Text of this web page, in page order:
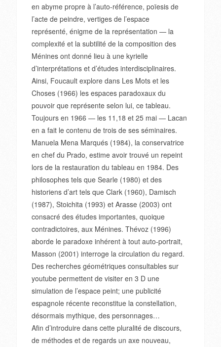
en abyme propre à l’auto-référence, poïesis de
l’acte de peindre, vertiges de l’espace
représenté, énigme de la représentation — la
complexité et la subtilité de la composition des
Ménines ont donné lieu à une kyrielle
d’interprétations et d’études interdisciplinaires.
Ainsi, Foucault explore dans Les Mots et les
Choses (1966) les espaces paradoxaux du
pouvoir que représente selon lui, ce tableau.
Toujours en 1966 — les 11,18 et 25 mai — Lacan
en a fait le contenu de trois de ses séminaires.
Manuela Mena Marqués (1984), la conservatrice
en chef du Prado, estime avoir trouvé un repeint
lors de la restauration du tableau en 1984. Des
philosophes tels que Searle (1980) et des
historiens d’art tels que Clark (1960), Damisch
(1987), Stoichita (1993) et Arasse (2003) ont
consacré des études importantes, quoique
contradictoires, aux Ménines. Thévoz (1996)
aborde le paradoxe inhérent à tout auto-portrait,
Masson (2001) interroge la circulation du regard.
Des recherches géométriques consultables sur
youtube permettent de visiter en 3 D une
simulation de l’espace peint; une publicité
espagnole récente reconstitue la constellation,
désormais mythique, des personnages…
Afin d’introduire dans cette pluralité de discours,
de méthodes et de regards un axe nouveau,